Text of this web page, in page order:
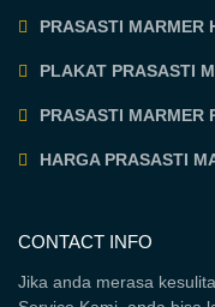
PRASASTI MARMER
PLAKAT PRASASTI
PRASASTI MARMER
HARGA PRASASTI
CONTACT INFO
Jika anda merasa